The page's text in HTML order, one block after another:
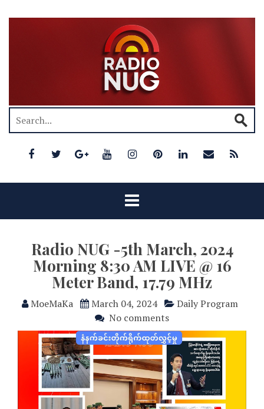
Radio NUG -5th March, 2024
Morning 8:30 AM LIVE @ 16
Meter Band, 17.79 MHz
MoeMaKa March 04, 2024
Daily Program
No comments